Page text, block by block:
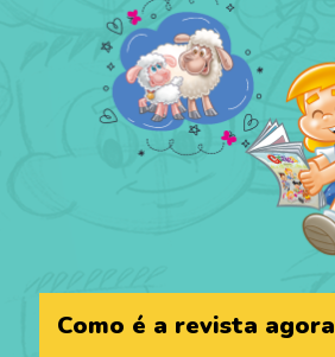
Como é a revista agora